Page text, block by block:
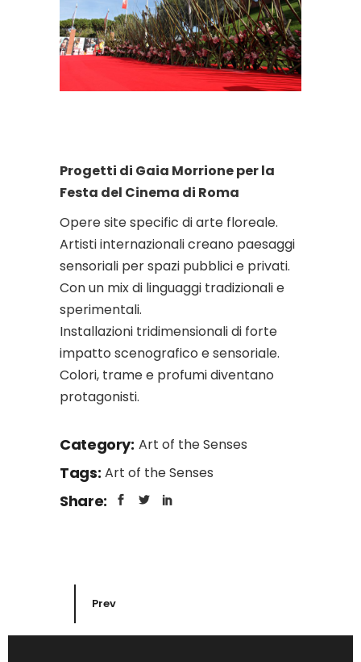
Progetti di Gaia Morrione per la
Festa del Cinema di Roma
Opere site specific di arte floreale.
Artisti internazionali creano paesaggi
sensoriali per spazi pubblici e privati.
Con un mix di linguaggi tradizionali e
sperimentali.
Installazioni tridimensionali di forte
impatto scenografico e sensoriale.
Colori, trame e profumi diventano
protagonisti.
Category: Art of the Senses
Tags: Art of the Senses
Share:
Prev